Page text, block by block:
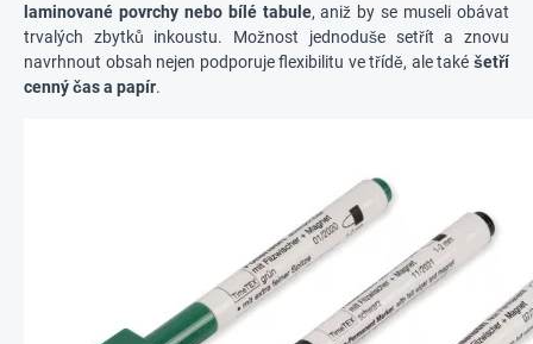
laminované povrchy nebo bílé tabule, aniž by se museli obávat
trvalých zbytků inkoustu. Možnost jednoduše setřít a znovu
navrhnout obsah nejen podporuje flexibilitu ve třídě, ale také šetří
cenný čas a papír.